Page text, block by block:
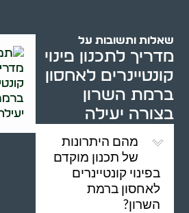
שאלות ותשובות על
מדריך לתכנון פינוי
קונטיינרים לאחסון
ברמת השרון
בצורה יעילה
מהם היתרונות
של תכנון מוקדם
בפינוי קונטיינרים
לאחסון ברמת
השרון?